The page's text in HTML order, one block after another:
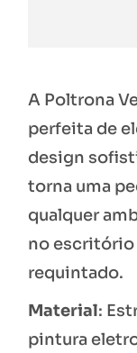
A Poltrona
perfeita de
design
torna uma
qualquer
no escritório
requintado.
Material:
pintura